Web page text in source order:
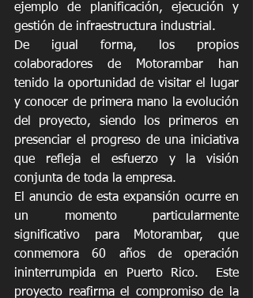
ejemplo de planificación, ejecución y
gestión de infraestructura industrial.
De igual forma, los propios
colaboradores de Motorambar han
tenido la oportunidad de visitar el lugar
y conocer de primera mano la evolución
del proyecto, siendo los primeros en
presenciar el progreso de una iniciativa
que refleja el esfuerzo y la visión
conjunta de toda la empresa.
El anuncio de esta expansión ocurre en
un momento particularmente
significativo para Motorambar, que
conmemora 60 años de operación
ininterrumpida en Puerto Rico.  Este
proyecto reafirma el compromiso de la